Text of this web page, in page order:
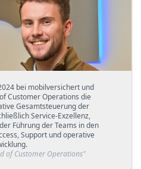
bei mobilversichert und
Customer Operations die
Gesamtsteuerung der
Service-Exzellenz,
Führung der Teams in den
Support und operative
of Customer Operations"